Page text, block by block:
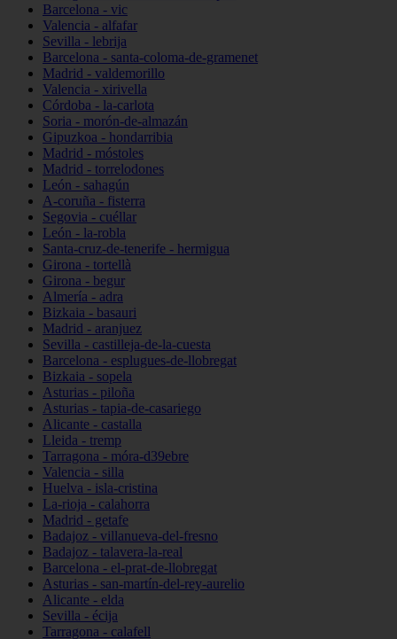
Barcelona - vic
Valencia - alfafar
Sevilla - lebrija
Barcelona - santa-coloma-de-gramenet
Madrid - valdemorillo
Valencia - xirivella
Córdoba - la-carlota
Soria - morón-de-almazán
Gipuzkoa - hondarribia
Madrid - móstoles
Madrid - torrelodones
León - sahagún
A-coruña - fisterra
Segovia - cuéllar
León - la-robla
Santa-cruz-de-tenerife - hermigua
Girona - tortellà
Girona - begur
Almería - adra
Bizkaia - basauri
Madrid - aranjuez
Sevilla - castilleja-de-la-cuesta
Barcelona - esplugues-de-llobregat
Bizkaia - sopela
Asturias - piloña
Asturias - tapia-de-casariego
Alicante - castalla
Lleida - tremp
Tarragona - móra-d39ebre
Valencia - silla
Huelva - isla-cristina
La-rioja - calahorra
Madrid - getafe
Badajoz - villanueva-del-fresno
Badajoz - talavera-la-real
Barcelona - el-prat-de-llobregat
Asturias - san-martín-del-rey-aurelio
Alicante - elda
Sevilla - écija
Tarragona - calafell